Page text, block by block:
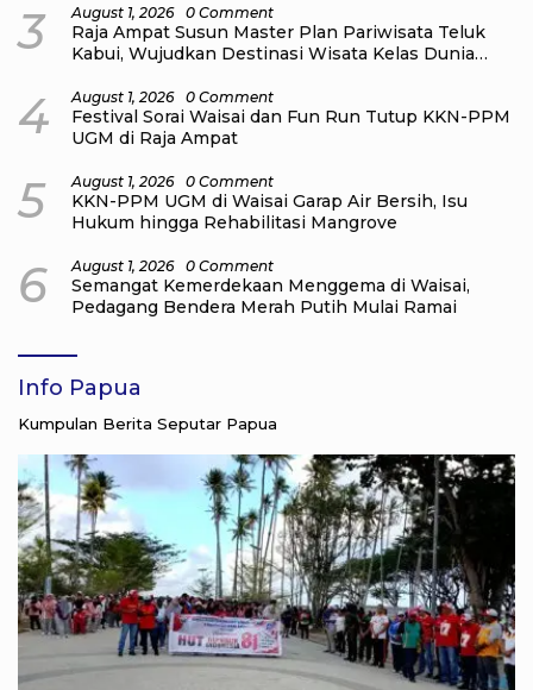
3 August 1, 2026 0 Comment
Raja Ampat Susun Master Plan Pariwisata Teluk
Kabui, Wujudkan Destinasi Wisata Kelas Dunia
4 August 1, 2026 0 Comment
Festival Sorai Waisai dan Fun Run Tutup KKN-PPM
UGM di Raja Ampat
5 August 1, 2026 0 Comment
KKN-PPM UGM di Waisai Garap Air Bersih, Isu
Hukum hingga Rehabilitasi Mangrove
6 August 1, 2026 0 Comment
Semangat Kemerdekaan Menggema di Waisai,
Pedagang Bendera Merah Putih Mulai Ramai
Info Papua
Kumpulan Berita Seputar Papua